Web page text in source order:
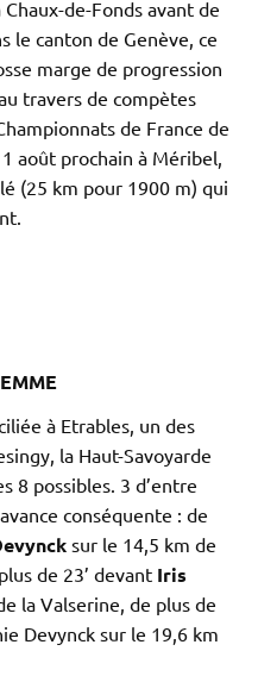
de-Fonds avant de
le canton de Genève, ce
marge de progression
travers de compètes
de France de
août prochain à Méribel,
(25 km pour 1900 m) qui
à Etrables, un des
la Haut-Savoyarde
8 possibles. 3 d’entre
conséquente : de
sur le 14,5 km de
de 23’ devant Iris
la Valserine, de plus de
Devynck sur le 19,6 km